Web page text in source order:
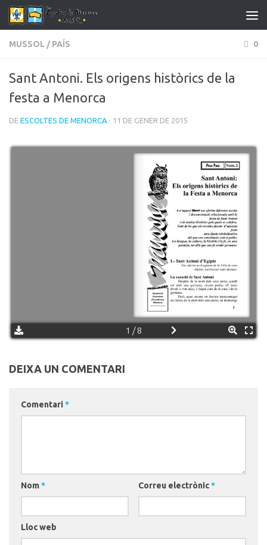
Skip to content
MUSSOL / PAÍS 0
Sant Antoni. Els origens històrics de la
festa a Menorca
DE ESCOLTES DE MENORCA · 11 DE GENER DE 2015
1 / 8
DEIXA UN COMENTARI
Comentari *
Nom * Correu electrònic*
Lloc web